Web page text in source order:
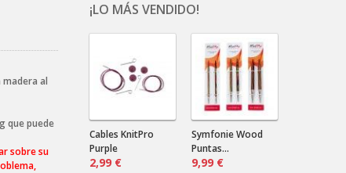
2023-03-22 20:10:32
¡Los colores del Zauberball "Crazy"
son tan divertidos! Elegí esta lana por
el los azules...
Crazy Zauberball Malerwinkel
Dala .
2023-03-22 20:06:16
¡LO MÁS VENDIDO!
Cables KnitPro
Purple
2,99 €
Symfonie Wood
Puntas...
9,99 €
al
que puede
sobre su